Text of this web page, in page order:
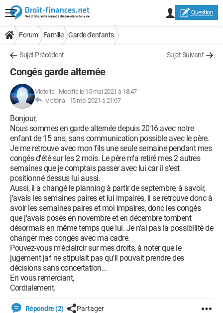
Question
Forum Famille Garde d'enfants
Sujet Précédent Sujet Suivant
Congés garde alternée
Victoria- Modifié le 15 mai 2021 à 18:47
Victoria - 15 mai 2021 à 21:07
Bonjour,
Nous sommes en garde alternée depuis 2016 avec notre
enfant de 15 ans, sans communication possible avec le père.
Je me retrouve avec mon fils une seule semaine pendant mes
congés d'été sur les 2 mois. Le père m'a retiré mes 2 autres
semaines que je comptais passer avec lui car il s'est
positionné dessus lui aussi.
Aussi, il a changé le planning à partir de septembre, à savoir,
j'avais les semaines paires et lui impaires, il se retrouve donc à
avoir les semaines paires et moi impaires, donc les congés
que j'avais posés en novembre et en décembre tombent
désormais en même temps que lui. Je n'ai pas la possibilité de
changer mes congés avec ma cadre.
Pouvez-vous m'éclaircir sur mes droits, à noter que le
jugement jaf ne stipulait pas qu'il pouvait prendre des
décisions sans concertation...
En vous remerciant,
Cordialement.
Répondre (2) Partager